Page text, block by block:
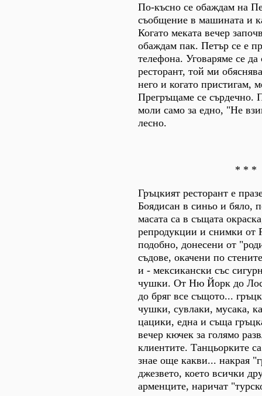
По-късно се обаждам на
съобщение в машината и
Когато меката вечер
обаждам пак. Петър се е
телефона. Уговаряме се
ресторант, той ми
него и когато пристигам,
Прегръщаме се сърдечно.
моли само за едно, "Не
лесно.
* * *
Гръцкият ресторант е
Боядисан в синьо и бяло,
масата са в същата
репродукции и снимки от
подобно, донесени от
съдове, окачени по
и - мексикански със
чушки. От Ню Йорк до
до бряг все същото...
чушки, сувлаки, мусака,
цацики, една и съща
вечер кючек за голямо
клиентите. Танцьорките
знае още какви... накрая
джезвето, което всички
арменците, наричат